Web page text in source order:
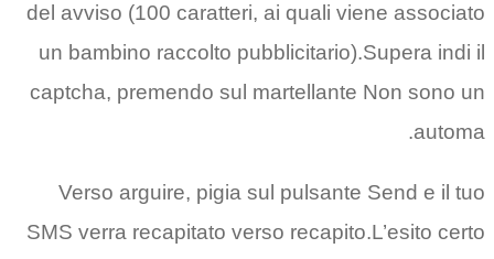
del avviso (100 caratteri, ai
un bambino raccolto
captcha, premendo sul
Verso arguire, pigia sul
SMS verra recapitato verso